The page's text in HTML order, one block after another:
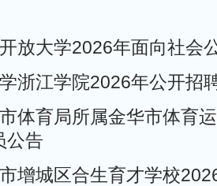
放大学2026年面向社会
浙江学院2026年公开招
体育局所属金华市体育
公告
增城区合生育才学校